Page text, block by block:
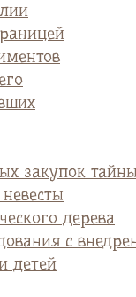
закупок
дерева
с
детей